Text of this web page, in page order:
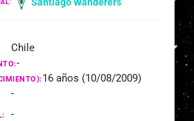
Chile
-
16 años (10/08/2009)
-
-